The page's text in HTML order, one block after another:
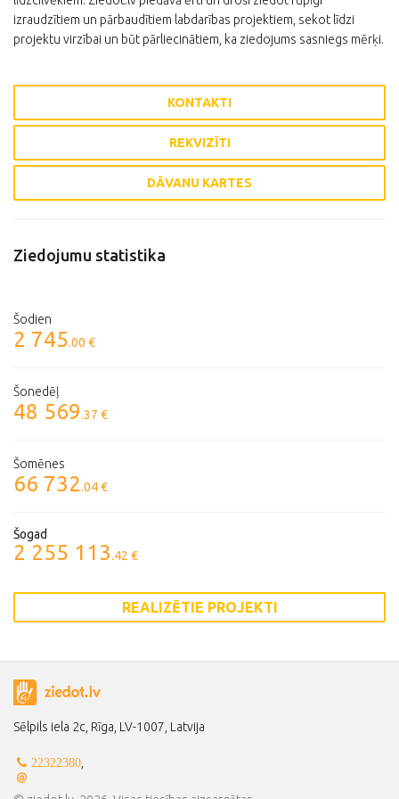
izraudzītiem un pārbaudītiem labdarības projektiem, sekot līdzi
projektu virzībai un būt pārliecinātiem, ka ziedojums sasniegs mērķi.
KONTAKTI
REKVIZĪTI
DĀVANU KARTES
Ziedojumu statistika
Šodien
2 745.00 €
Šonedēļ
48 569.37 €
Šomēnes
66 732.04 €
Šogad
2 255 113.42 €
REALIZĒTIE PROJEKTI
Sēlpils iela 2c, Rīga, LV-1007, Latvija
22322380,